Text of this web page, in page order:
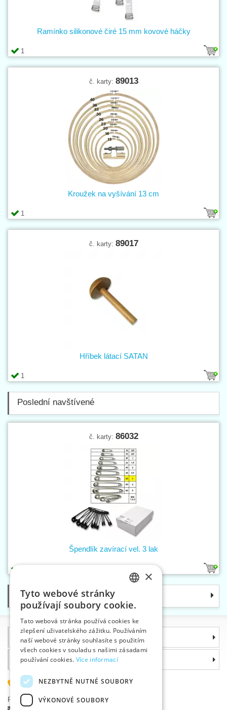
1
Ramínko silikonové čiré 15 mm kovové háčky
č. karty: 89013
1
Kroužek na vyšívání 13 cm
č. karty: 89017
1
Hříbek látací SATAN
Poslední navštívené
č. karty: 86032
Špendlík zavírací vel. 3 lak
Kategorie
Informace
Proč si zvolit právě nás
585 051 217
Plzeňská 868, 783 91 Uničov, Česká republika
Položit dotaz
ENGLISH
GERMAN
×
Tyto webové stránky
používají soubory cookie.
Tato webová stránka používá cookies ke
zlepšení uživatelského zážitku. Používáním
naší webové stránky souhlasíte s použitím
všech cookies v souladu s našimi zásadami
používání cookies. Více informací
NEZBYTNĚ NUTNÉ SOUBORY
VÝKONOVÉ SOUBORY